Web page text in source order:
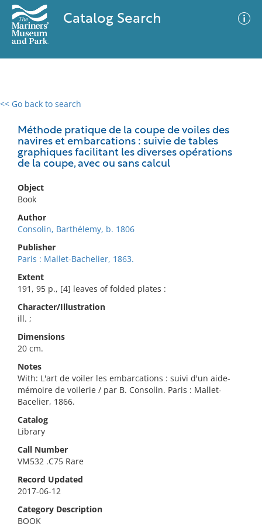
Catalog Search
<< Go back to search
Méthode pratique de la coupe de voiles des
navires et embarcations : suivie de tables
graphiques facilitant les diverses opérations
de la coupe, avec ou sans calcul
Object
Book
Author
Consolin, Barthélemy, b. 1806
Publisher
Paris : Mallet-Bachelier, 1863.
Extent
191, 95 p., [4] leaves of folded plates :
Character/Illustration
ill. ;
Dimensions
20 cm.
Notes
With: L'art de voiler les embarcations : suivi d'un aide-
mémoire de voilerie / par B. Consolin. Paris : Mallet-
Bacelier, 1866.
Catalog
Library
Call Number
VM532 .C75 Rare
Record Updated
2017-06-12
Category Description
BOOK
0 results